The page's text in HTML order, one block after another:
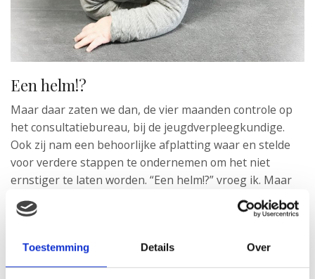
Toestemming Details Over
Een helm!?
Maar daar zaten we dan, de vier maanden controle op
het consultatiebureau, bij de jeugdverpleegkundige.
Ook zij nam een behoorlijke afplatting waar en stelde
voor verdere stappen te ondernemen om het niet
ernstiger te laten worden. “Een helm!?” vroeg ik. Maar
gelukkig bleek dat (vooralsnog) niet nodig. Met
fysiotherapie zouden we een heel eind komen en zou
afplatting ook.